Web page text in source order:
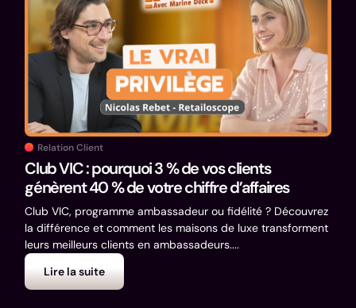
Relation Client
Club VIC : pourquoi 3 % de vos clients
génèrent 40 % de votre chiffre d’affaires
Club VIC, programme ambassadeur ou fidélité ? Découvrez
la différence et comment les maisons de luxe transforment
leurs meilleurs clients en ambassadeurs....
Lire la suite